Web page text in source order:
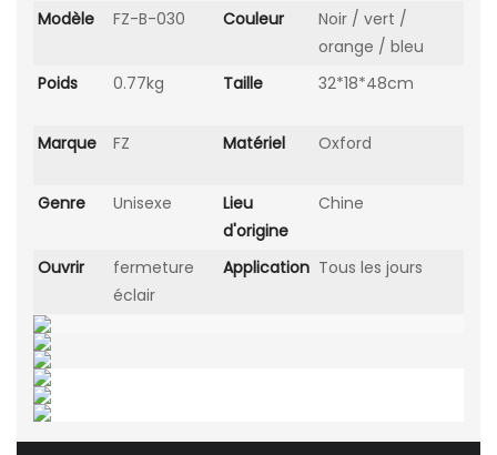
Modèle FZ-B-030 Couleur
Noir / vert /
orange / bleu
Poids
0.77kg Taille 32*18*48cm
Marque FZ Matériel Oxford
Genre Unisexe
Lieu
d'origine
Chine
Ouvrir
fermeture
éclair
Application Tous les jours